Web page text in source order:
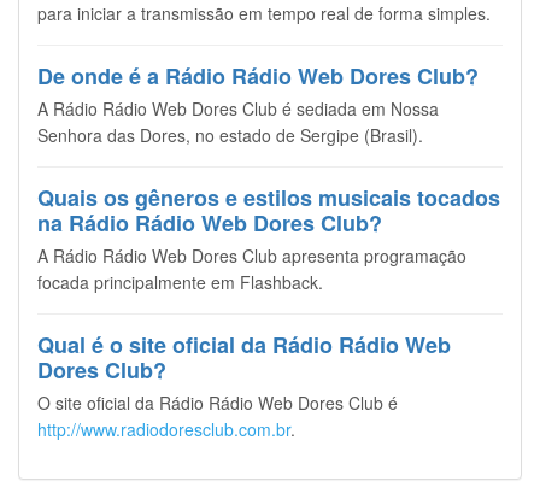
para iniciar a transmissão em tempo real de forma simples.
De onde é a Rádio Rádio Web Dores Club?
A Rádio Rádio Web Dores Club é sediada em Nossa
Senhora das Dores, no estado de Sergipe (Brasil).
Quais os gêneros e estilos musicais tocados
na Rádio Rádio Web Dores Club?
A Rádio Rádio Web Dores Club apresenta programação
focada principalmente em Flashback.
Qual é o site oficial da Rádio Rádio Web
Dores Club?
O site oficial da Rádio Rádio Web Dores Club é
http://www.radiodoresclub.com.br.